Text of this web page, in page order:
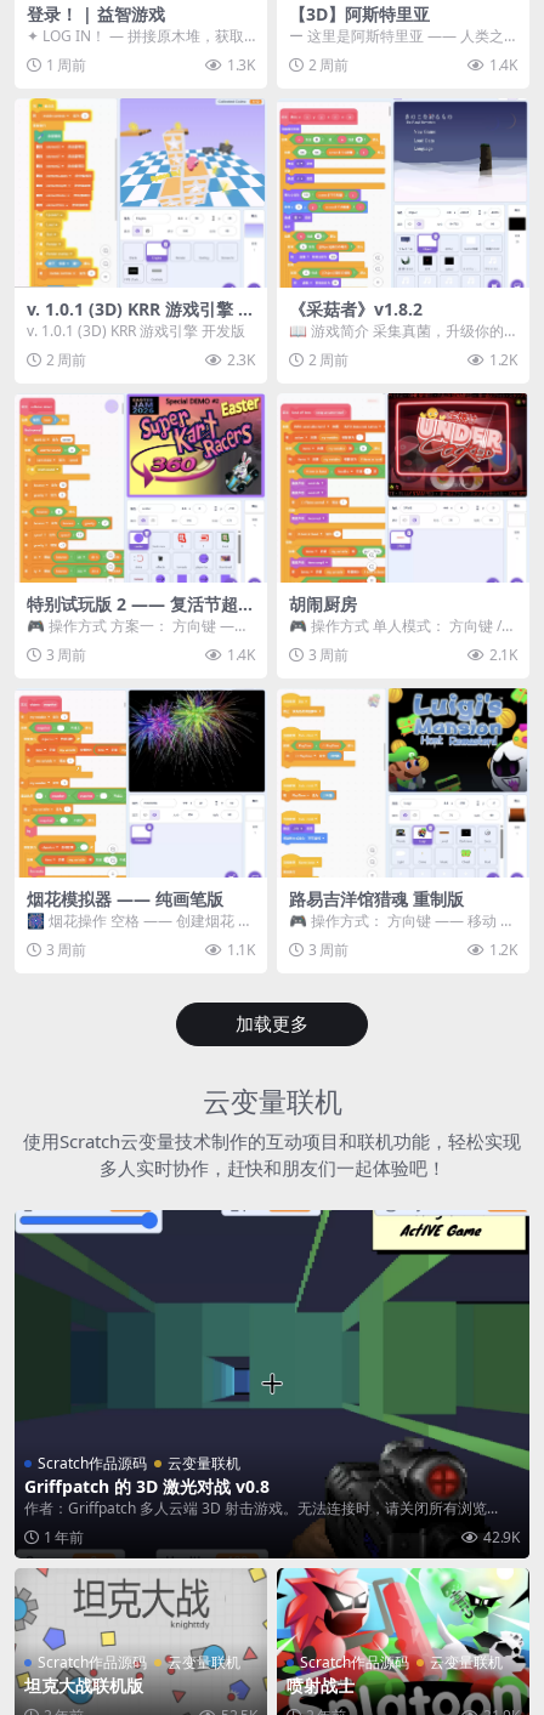
登录！ | 益智游戏
✦ LOG IN！ — 拼接原木堆，获取
分数！ ᑕ☲◎ ᑕ☲◎ ᑕ☲◎ ᑕ☲◎ ...
1 周前 1.3K
【3D】阿斯特里亚
ー 这里是阿斯特里亚 —— 人类之
罪与未来希望交汇之地 📖 游戏简
介 《阿斯特里...
2 周前 1.4K
v. 1.0.1 (3D) KRR 游戏引擎 开
发版
v. 1.0.1 (3D) KRR 游戏引擎 开发版
2 周前
2.3K
《采菇者》v1.8.2
📖 游戏简介 采集真菌，升级你的
机体，并前往未知领域探索。 这是
一款静谧的探索冒...
2 周前 1.2K
特别试玩版 2 —— 复活节超级
卡丁车赛
🎮 操作方式 方案一： 方向键 ——
移动 Z —— 跳跃 / 漂移 方案二： ...
3 周前 1.4K
胡闹厨房
🎮 操作方式 单人模式： 方向键 /
WASD —— 移动 Z / K —— 抓...
3 周前 2.1K
烟花模拟器 —— 纯画笔版
🎆 烟花操作 空格 —— 创建烟花 1
~ 3 —— 切换烟花类型 普通烟花
嘶...3 周前 1.1K
路易吉洋馆猎魂 重制版
🎮 操作方式： 方向键 —— 移动 &
跳跃 空格 —— 打开宝箱 将你...
3 周前 1.2K
加载更多
云变量联机
使用Scratch云变量技术制作的互动项目和联机功能，轻松实现
多人实时协作，赶快和朋友们一起体验吧！
Scratch作品源码 云变量联机
Griffpatch 的 3D 激光对战 v0.8
作者：Griffpatch 多人云端 3D 射击游戏。无法连接时，请关闭所有浏览...
1 年前
42.9K
Scratch作品源码 云变量联机
坦克大战联机版
Scratch作品源码 云变量联机
喷射战士